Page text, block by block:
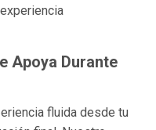
Apoya Durante
fluida desde tu